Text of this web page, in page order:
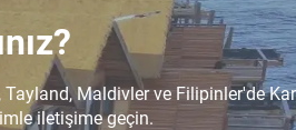
Maldivler ve Filipinler'de
iletişime geçin.